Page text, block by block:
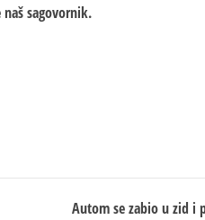
sagovornik.
Autom se zabio u zid i